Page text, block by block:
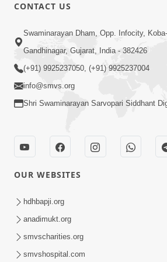
હું કોણ છું ? ભાગ 1 | SMVS
Journey | Anadimukta Gyan
હર્ષ-શોક, સુખ-દુખનું કારણ દેહભાવ |
Spiritual Journey |
CONTACT US
Swaminarayan Dham, Opp. Infocity,
Gandhinagar, Gujarat, India - 382426
(+91) 9925237050, (+91) 9925237004
info@smvs.org
Shri Swaminarayan Sarvopari Siddhant
OUR WEBSITES
hdhbapji.org
anadimukt.org
smvscharities.org
smvshospital.com